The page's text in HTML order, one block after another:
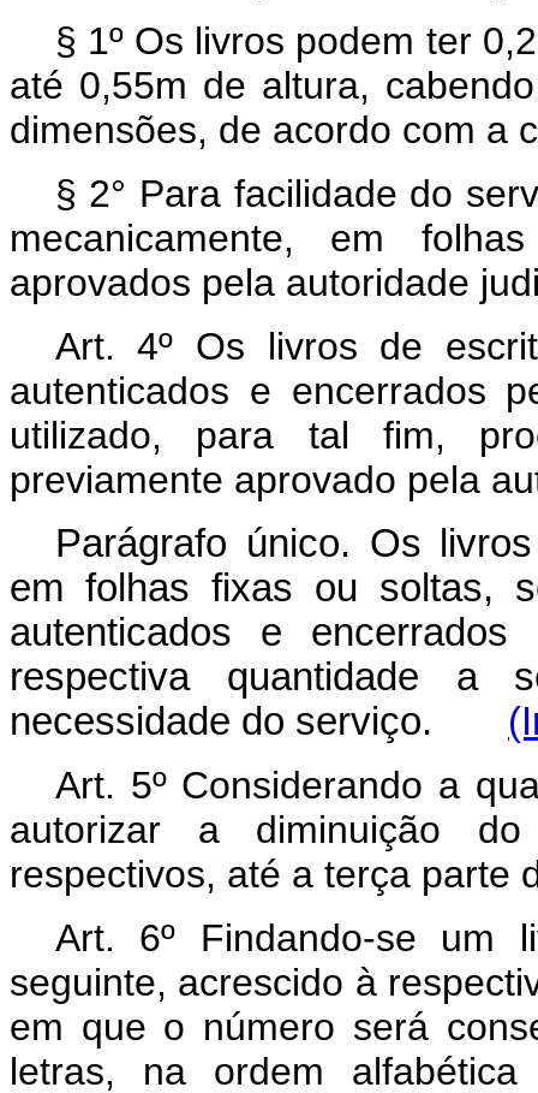
§ 1º Os livros podem ter
até 0,55m de altura,
dimensões, de acordo com a
§ 2° Para facilidade do
mecanicamente, em
aprovados pela autoridade
Art. 4º Os livros de
autenticados e encerrados
utilizado, para tal fim,
previamente aprovado pela
Parágrafo único. Os
em folhas fixas ou soltas,
autenticados e
respectiva quantidade
necessidade do serviço.
Art. 5º Considerando a
autorizar a diminuição
respectivos, até a terça parte
Art. 6º Findando-se um
seguinte, acrescido à
em que o número será
letras, na ordem